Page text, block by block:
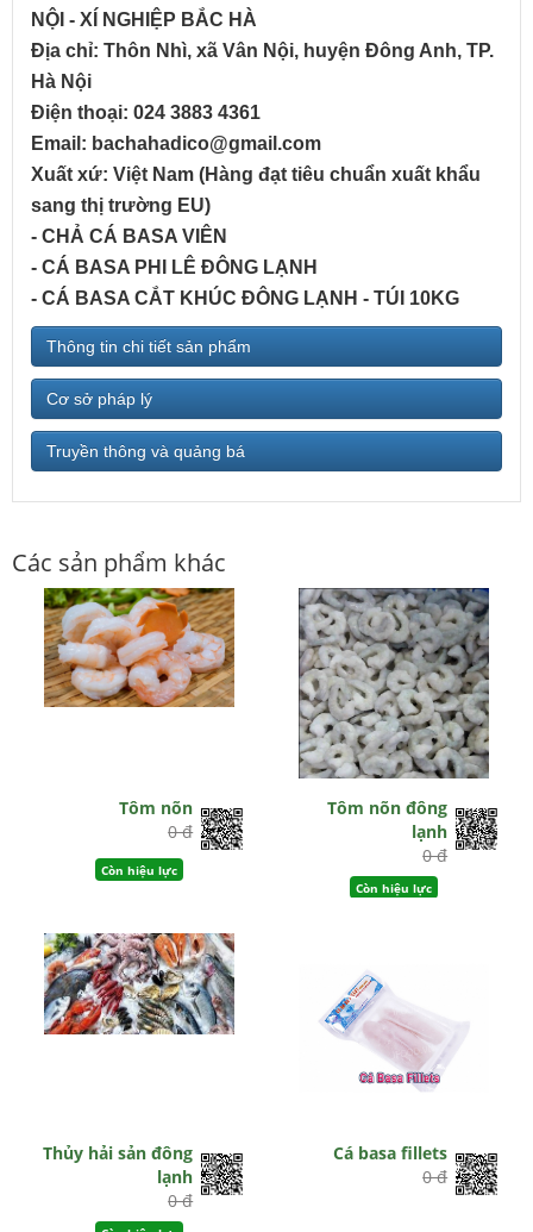
NỘI - XÍ NGHIỆP BẮC HÀ
Địa chỉ: Thôn Nhì, xã Vân Nội, huyện Đông Anh, TP.
Hà Nội
Điện thoại: 024 3883 4361
Email: bachahadico@gmail.com
Xuất xứ: Việt Nam (Hàng đạt tiêu chuẩn xuất khẩu
sang thị trường EU)
- CHẢ CÁ BASA VIÊN
- CÁ BASA PHI LÊ ĐÔNG LẠNH
- CÁ BASA CẮT KHÚC ĐÔNG LẠNH - TÚI 10KG
Thông tin chi tiết sản phẩm
Cơ sở pháp lý
Truyền thông và quảng bá
Các sản phẩm khác
Tôm nõn
0 đ
Còn hiệu lực
Tôm nõn đông
lạnh
0 đ
Còn hiệu lực
Thủy hải sản đông
lạnh
0 đ
Cá basa fillets
0 đ